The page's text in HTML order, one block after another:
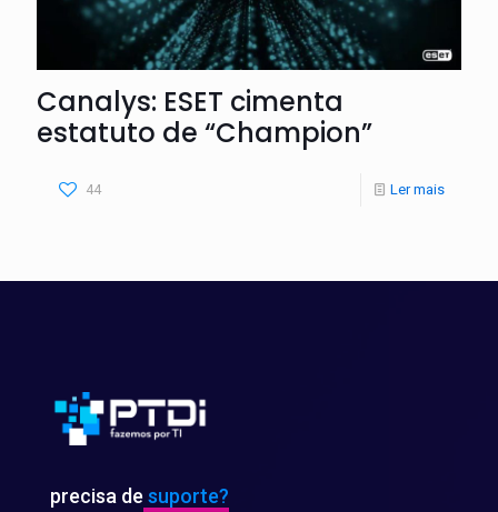
Canalys: ESET cimenta
estatuto de “Champion”
44 Ler mais
precisa de suporte?